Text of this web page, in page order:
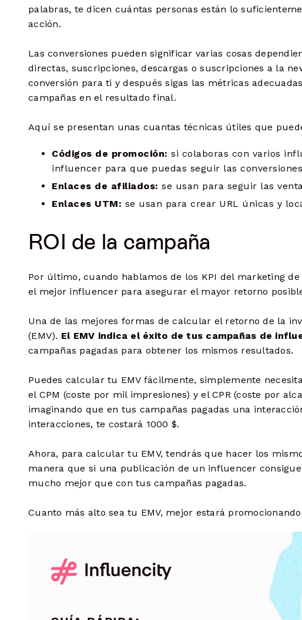
palabras, te dicen cuántas personas están lo
acción.
Las conversiones pueden significar varias cosas
directas, suscripciones, descargas o suscripciones a la
conversión para ti y después sigas las métricas
campañas en el resultado final.
Aquí se presentan unas cuantas técnicas útiles que
Códigos de promoción: si colaboras con varios
influencer para que puedas seguir las
Enlaces de afiliados: se usan para seguir las
Enlaces UTM: se usan para crear URL únicas y
ROI de la campaña
Por último, cuando hablamos de los KPI del marketing
el mejor influencer para asegurar el mayor retorno
Una de las mejores formas de calcular el retorno de la
(EMV). El EMV indica el éxito de tus campañas de
campañas pagadas para obtener los mismos resultados.
Puedes calcular tu EMV fácilmente, simplemente
el CPM (coste por mil impresiones) y el CPR (coste por
imaginando que en tus campañas pagadas una
interacciones, te costará 1000 $.
Ahora, para calcular tu EMV, tendrás que hacer los
manera que si una publicación de un influencer
mucho mejor que con tus campañas pagadas.
Cuanto más alto sea tu EMV, mejor estará